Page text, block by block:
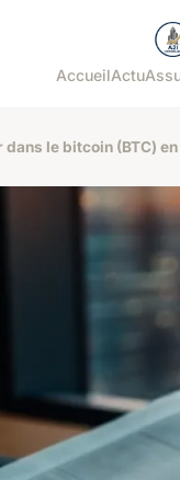
AccueilActu
le bitcoin (BTC)